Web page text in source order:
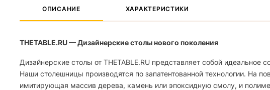
ОПИСАНИЕ ХАРАКТЕРИСТИКИ
THETABLE.RU — Дизайнерские столы нового поколения
Дизайнерские столы от THETABLE.RU представляет собой
Наши столешницы производятся по запатентованной технологии. На
имитирующая массив дерева, камень или эпоксидную смолу, и